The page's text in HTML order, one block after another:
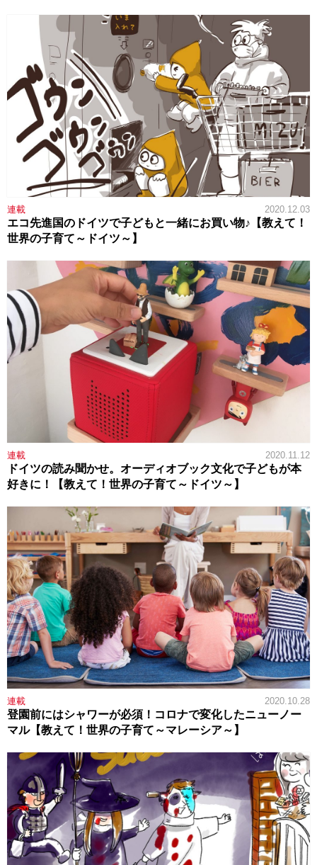
連載 2020.12.03
エコ先進国のドイツで子どもと一緒にお買い物♪【教えて！
世界の子育て～ドイツ～】
連載 2020.11.12
ドイツの読み聞かせ。オーディオブック文化で子どもが本
好きに！【教えて！世界の子育て～ドイツ～】
連載 2020.10.28
登園前にはシャワーが必須！コロナで変化したニューノー
マル【教えて！世界の子育て～マレーシア～】